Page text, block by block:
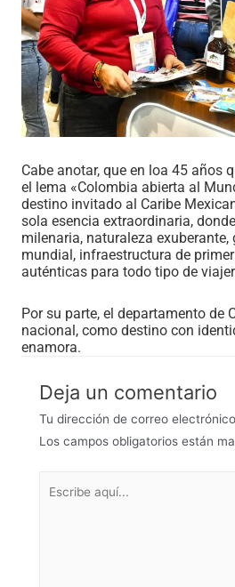
Cabe anotar, que en loa 45 años
el lema «Colombia abierta al
destino invitado al Caribe
sola esencia extraordinaria,
milenaria, naturaleza
mundial, infraestructura de
auténticas para todo tipo de
Por su parte, el departamento de
nacional, como destino con
enamora.
Deja un comentario
Tu dirección de correo
Los campos obligatorios están